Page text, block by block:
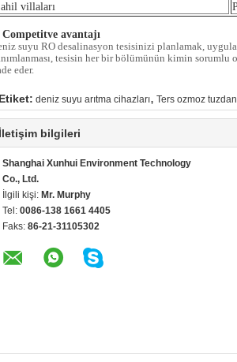
villaları
Competitve avantajı
suyu RO desalinasyon tesisinizi planlamak,
tesisin her bir bölümünün kimin sorumlu
eder.
Etiket: deniz suyu arıtma cihazları, Ters ozmoz
İletişim bilgileri
Shanghai Xunhui Environment Technology
Co., Ltd.
İlgili kişi: Mr. Murphy
Tel: 0086-138 1661 4405
Faks: 86-21-31105302